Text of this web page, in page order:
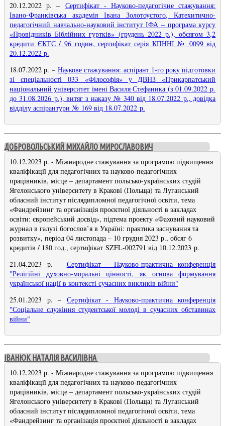
20.12.2022 р.– Сертифікат - Науково-педагогічне стажування:
Івано-Франківська академія Івана Золотоустого, Катехитично-
педагогічний навчально-науковий інститут ІФА – програма курсу
«Провідників Біблійних гуртків» (грудень 2022 р.), обсягом 3,2
кредити ЄКТС / 96 годин, сертифікат серія КПННІ № 0099 від
20.12.2022 р.
18.07.2022 р. – Наукове стажування: аспірант 1-го року підготовки
зі спеціальності 033 «Філософія» у ДВНЗ «Прикарпатський
національний університет імені Василя Стефаника (з 01.09.2022 р.
до 31.08.2026 р.), витяг з наказу № 340 від 18.07.2022 р., довідка
відділу аспірантури № 169 від 18.07.2022 р.
ДОБРОВОЛЬСЬКИЙ МИХАЙЛО МИРОСЛАВОВИЧ
10.12.2023 р. - Міжнародне стажування за програмою підвищення
кваліфікації для педагогічних та науково-педагогічних
працівників, місце – департамент польсько-українських студій
Ягелонського університету в Кракові (Польща) та Луганський
обласний інститут післядипломної педагогічної освіти, тема
«Фандрейзинг та організація проєктної діяльності в закладах
освіти: європейський досвід», підтема проекту «Фаховий науковий
журнал в галузі богослов’я в Україні: практика заснування та
розвитку», період 04 листопада – 10 грудня 2023 р., обсяг 6
кредитів / 180 год., сертифікат SZFL-002791 від 10.12.2023 р.
21.04.2023 р. – Сертифікат - Науково-практична конференція
"Релігійні духовно-моральні цінності, як основа формування
української нації в контексті сучасних викликів війни"
25.01.2023 р. – Сертифікат - Науково-практична конференція
"Соціальне служіння студентської молоді в сучасних обставинах
війни"
ІВАНЮК НАТАЛІЯ ВАСИЛІВНА
10.12.2023 р. - Міжнародне стажування за програмою підвищення
кваліфікації для педагогічних та науково-педагогічних
працівників, місце – департамент польсько-українських студій
Ягелонського університету в Кракові (Польща) та Луганський
обласний інститут післядипломної педагогічної освіти, тема
«Фандрейзинг та організація проєктної діяльності в закладах